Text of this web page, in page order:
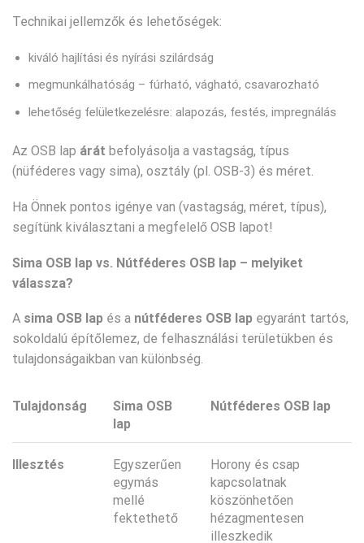
Technikai jellemzők és lehetőségek:
kiváló hajlítási és nyírási szilárdság
megmunkálhatóság – fúrható, vágható, csavarozható
lehetőség felületkezelésre: alapozás, festés, impregnálás
Az OSB lap árát befolyásolja a vastagság, típus
(nüféderes vagy sima), osztály (pl. OSB-3) és méret.
Ha Önnek pontos igénye van (vastagság, méret, típus),
segítünk kiválasztani a megfelelő OSB lapot!
Sima OSB lap vs. Nútféderes OSB lap – melyiket
válassza?
A sima OSB lap és a nútféderes OSB lap egyaránt tartós,
sokoldalú építőlemez, de felhasználási területükben és
tulajdonságaikban van különbség.
Tulajdonság
Sima OSB
lap
Nútféderes OSB lap
Illesztés
Egyszerűen
egymás
mellé
fektethető
Horony és csap
kapcsolatnak
köszönhetően
hézagmentesen
illeszkedik